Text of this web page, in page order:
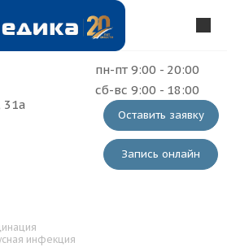
31а
пн-пт 9:00 - 20:00
сб-вс 9:00 - 18:00
Оставить заявку
Запись онлайн
инфекция